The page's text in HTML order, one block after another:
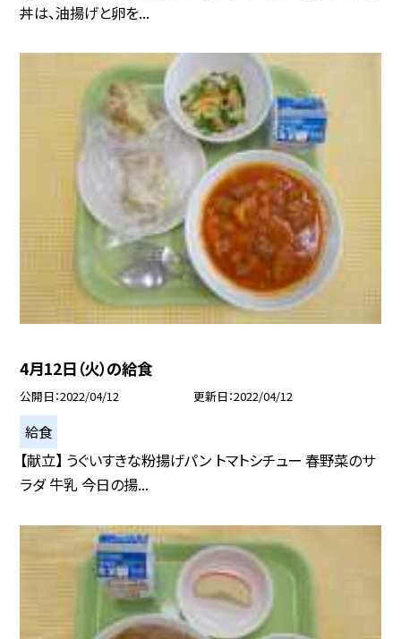
丼は、油揚げと卵を...
4月12日（火）の給食
公開日 2022/04/12 更新日 2022/04/12
給食
【献立】 うぐいすきな粉揚げパン トマトシチュー 春野菜のサ
ラダ 牛乳 今日の揚...